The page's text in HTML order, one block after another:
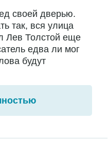
своей дверью.
так, вся улица
Лев Толстой еще
едва ли мог
будут